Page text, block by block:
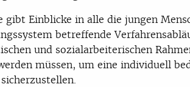
gibt Einblicke in alle die jungen
betreffende
und sozialarbeiterischen
müssen, um eine individuell